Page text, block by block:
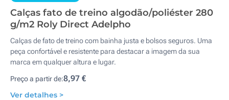
Calças fato de treino algodão/poliéster 280
g/m2 Roly Direct Adelpho
Calças de fato de treino com bainha justa e bolsos seguros. Uma
peça confortável e resistente para destacar a imagem da sua
marca em qualquer altura e lugar.
Preço a partir de:8,97 €
Ver detalhes >